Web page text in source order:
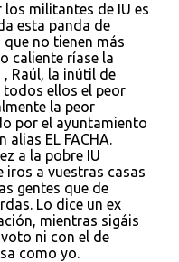
los militantes de IU es
esta panda de
no tienen más
caliente ríase la
, Raúl, la inútil de
ellos el peor
la peor
por el ayuntamiento
alias EL FACHA.
a la pobre IU
iros a vuestras casas
gentes que de
Lo dice un ex
mientras sigáis
ni con el de
como yo.